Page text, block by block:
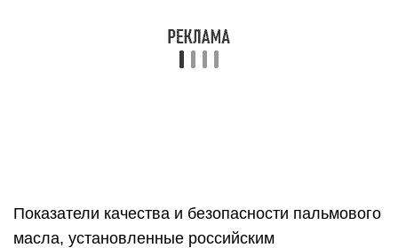
Показатели качества и безопасности пальмового
масла, установленные российским